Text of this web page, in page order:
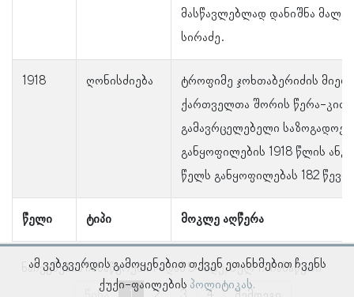
წელი ტიპი მოკლე აღწერა
მასწავლებლად დანიშნა
სირაძე.
1918 ღონისძიება
ტროფიმე ჯოხთაბერიძის მიერ
ქართველთა შორის წერა-
გამავრცელებელი
განყოფილების 1918 წლის
წელს განყოფილებას 182
ნაჩვენებია ჩანაწერები 1–დან 5–მდე, სულ 17 ჩანაწერი
ამ ვებგვერდის გამოყენებით თქვენ ეთანხმებით ჩვენს
ქუქი-ფაილების პოლიტიკას.